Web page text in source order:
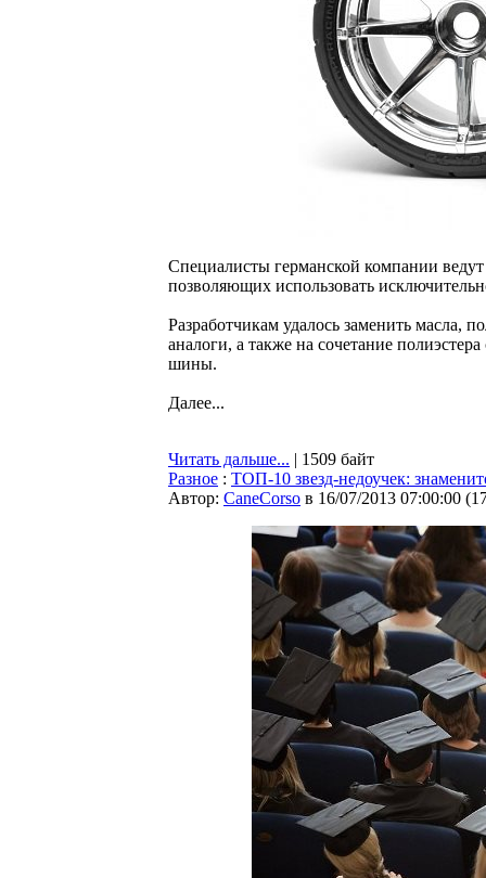
Специалисты германской компании
позволяющих использовать
Разработчикам удалось заменить масла,
аналоги, а также на сочетание
шины.
Далее...
Читать дальше... | 1509 байт
Разное : ТОП-10 звезд-недоучек:
Автор: CaneCorso в 16/07/2013 07:00:00 (